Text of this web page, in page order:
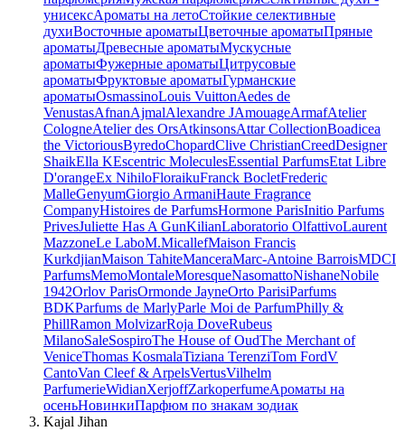
унисексАроматы на летоСтойкие селективные
духиВосточные ароматыЦветочные ароматыПряные
ароматыДревесные ароматыМускусные
ароматыФужерные ароматыЦитрусовые
ароматыФруктовые ароматыГурманские
ароматыOsmassinoLouis VuittonAedes de
VenustasAfnanAjmalAlexandre JAmouageArmafAtelier
CologneAtelier des OrsAtkinsonsAttar CollectionBoadicea
the VictoriousByredoChopardClive ChristianCreedDesigner
ShaikElla KEscentric MoleculesEssential ParfumsEtat Libre
D'orangeEx NihiloFloraikuFranck BocletFrederic
MalleGenyumGiorgio ArmaniHaute Fragrance
CompanyHistoires de ParfumsHormone ParisInitio Parfums
PrivesJuliette Has A GunKilianLaboratorio OlfattivoLaurent
MazzoneLe LaboM.MicallefMaison Francis
KurkdjianMaison TahiteManceraMarc-Antoine BarroisMDCI
ParfumsMemoMontaleMoresqueNasomattoNishaneNobile
1942Orlov ParisOrmonde JayneOrto ParisiParfums
BDKParfums de MarlyParle Moi de ParfumPhilly &
PhillRamon MolvizarRoja DoveRubeus
MilanoSaleSospiroThe House of OudThe Merchant of
VeniceThomas KosmalaTiziana TerenziTom FordV
CantoVan Cleef & ArpelsVertusVilhelm
ParfumerieWidianXerjoffZarkoperfumeАроматы на
осеньНовинкиПарфюм по знакам зодиак
Kajal Jihan